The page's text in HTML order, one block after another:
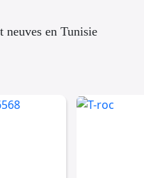
neuves en Tunisie